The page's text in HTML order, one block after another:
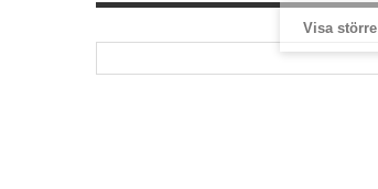
Visa större